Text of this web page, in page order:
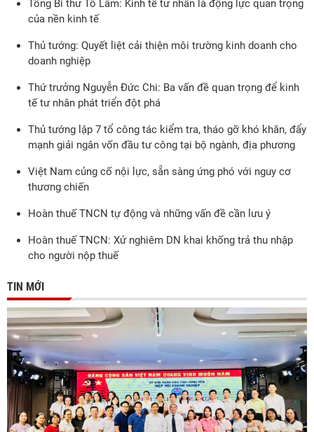
Tổng Bí thư Tô Lâm: Kinh tế tư nhân là động lực quan trọng
của nền kinh tế
Thủ tướng: Quyết liệt cải thiện môi trường kinh doanh cho
doanh nghiệp
Thứ trưởng Nguyễn Đức Chi: Ba vấn đề quan trọng để kinh
tế tư nhân phát triển đột phá
Thủ tướng lập 7 tổ công tác kiểm tra, tháo gỡ khó khăn, đẩy
mạnh giải ngân vốn đầu tư công tại bộ ngành, địa phương
Việt Nam củng cố nội lực, sẵn sàng ứng phó với nguy cơ
thương chiến
Hoàn thuế TNCN tự động và những vấn đề cần lưu ý
Hoàn thuế TNCN: Xử nghiêm DN khai khống trả thu nhập
cho người nộp thuế
TIN MỚI